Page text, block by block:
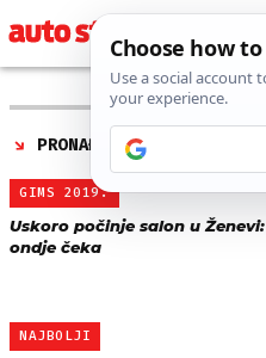
PRONAĐENO 2
GIMS 2019.
Uskoro počinje salon u
ondje čeka
NAJBOLJI